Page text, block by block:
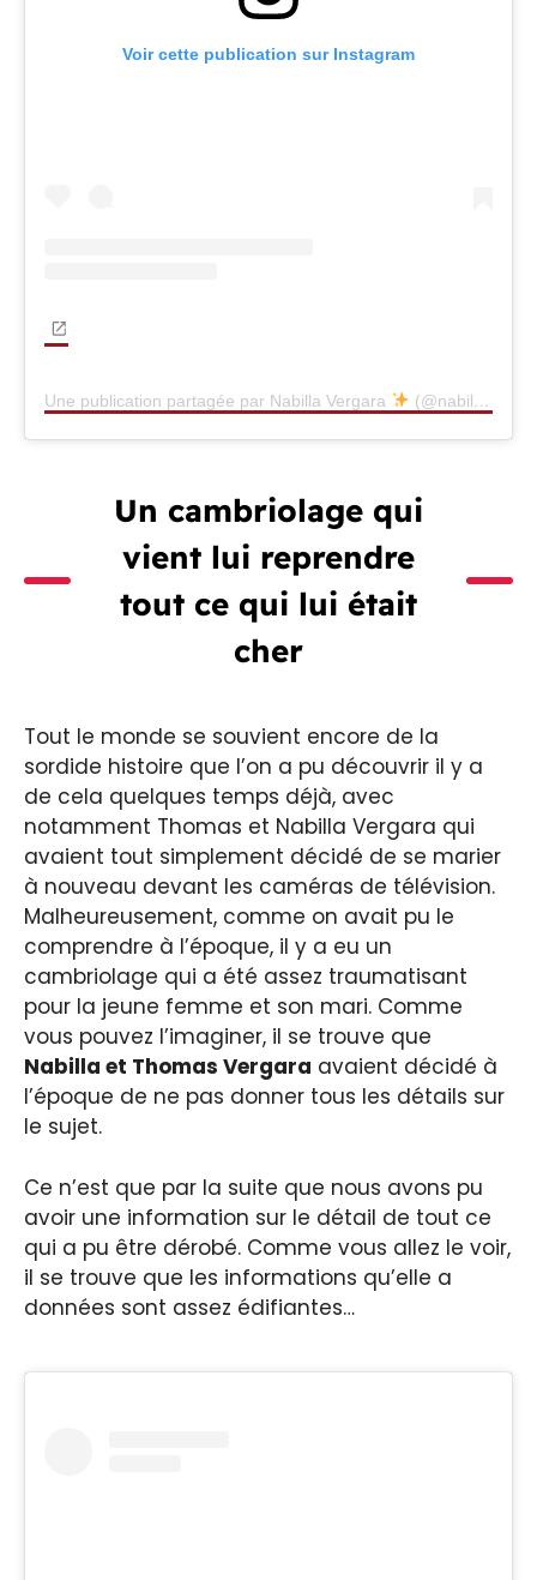
Voir cette publication sur Instagram
Une publication partagée par Nabilla Vergara (@nabilla)
Un cambriolage qui
vient lui reprendre
tout ce qui lui était
cher
Tout le monde se souvient encore de la
sordide histoire que l’on a pu découvrir il y a
de cela quelques temps déjà, avec
notamment Thomas et Nabilla Vergara qui
avaient tout simplement décidé de se marier
à nouveau devant les caméras de télévision.
Malheureusement, comme on avait pu le
comprendre à l’époque, il y a eu un
cambriolage qui a été assez traumatisant
pour la jeune femme et son mari. Comme
vous pouvez l’imaginer, il se trouve que
Nabilla et Thomas Vergara avaient décidé à
l’époque de ne pas donner tous les détails sur
le sujet.
Ce n’est que par la suite que nous avons pu
avoir une information sur le détail de tout ce
qui a pu être dérobé. Comme vous allez le voir,
il se trouve que les informations qu’elle a
données sont assez édifiantes…